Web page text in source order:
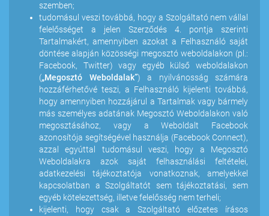
szemben;
tudomásul veszi továbbá, hogy a Szolgáltató nem vállal
felelősséget a jelen Szerződés 4. pontja szerinti
Tartalmakért, amennyiben azokat a Felhasználó saját
döntése alapján közösségi megosztó weboldalakon (pl.:
Facebook, Twitter) vagy egyéb külső weboldalakon
(„Megosztó Weboldalak”) a nyilvánosság számára
hozzáférhetővé teszi, a Felhasználó kijelenti továbbá,
hogy amennyiben hozzájárul a Tartalmak vagy bármely
más személyes adatának Megosztó Weboldalakon való
megosztásához, vagy a Weboldalt Facebook
azonosítója segítségével használja (Facebook Connect),
azzal egyúttal tudomásul veszi, hogy a Megosztó
Weboldalakra azok saját felhasználási feltételei,
adatkezelési tájékoztatója vonatkoznak, amelyekkel
kapcsolatban a Szolgáltatót sem tájékoztatási, sem
egyéb kötelezettség, illetve felelősség nem terheli;
kijelenti, hogy csak a Szolgáltató előzetes írásos